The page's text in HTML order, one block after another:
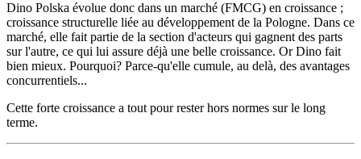
Dino Polska évolue donc dans un marché (FMCG) en croissance ;
croissance structurelle liée au développement de la Pologne. Dans ce
marché, elle fait partie de la section d'acteurs qui gagnent des parts
sur l'autre, ce qui lui assure déjà une belle croissance. Or Dino fait
bien mieux. Pourquoi? Parce-qu'elle cumule, au delà, des avantages
concurrentiels...
Cette forte croissance a tout pour rester hors normes sur le long
terme.